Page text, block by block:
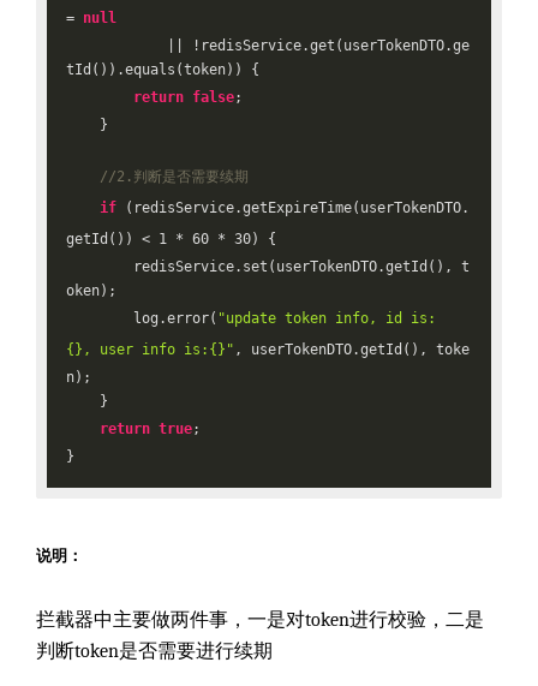
= null
|| !redisService.get(userTokenDTO.ge
tId()).equals(token)) {
return false;
}
//2.判断是否需要续期
if (redisService.getExpireTime(userTokenDTO.
getId()) < 1 * 60 * 30) {
redisService.set(userTokenDTO.getId(), t
oken);
log.error( "update token info, id is:
{}, user info is:{}" , userTokenDTO.getId(), toke
n);
}
return true;
说明：
拦截器中主要做两件事，一是对token进行校验，二是
判断token是否需要进行续期